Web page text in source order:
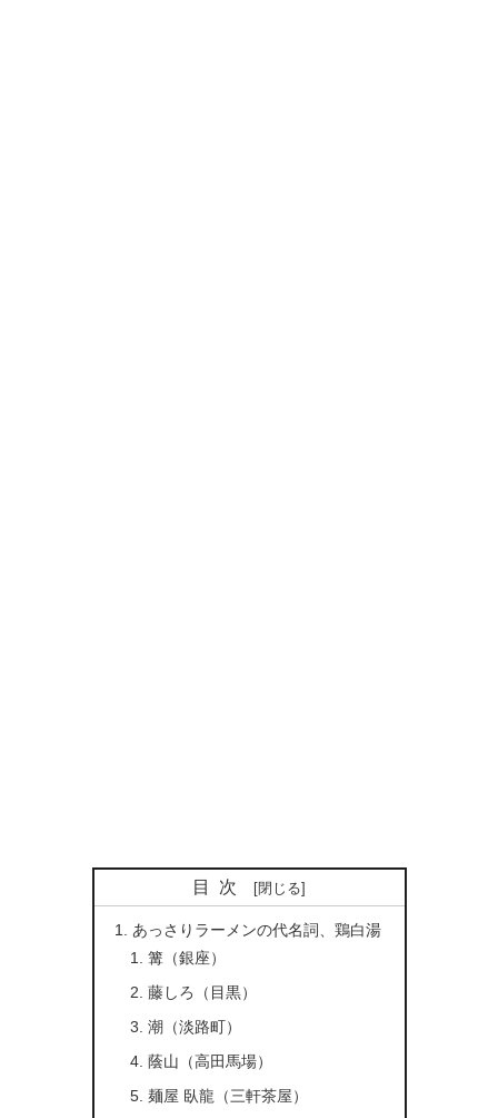
目次
あっさりラーメンの代名詞、鶏白湯
篝（銀座）
藤しろ（目黒）
潮（淡路町）
蔭山（高田馬場）
麺屋 臥龍（三軒茶屋）